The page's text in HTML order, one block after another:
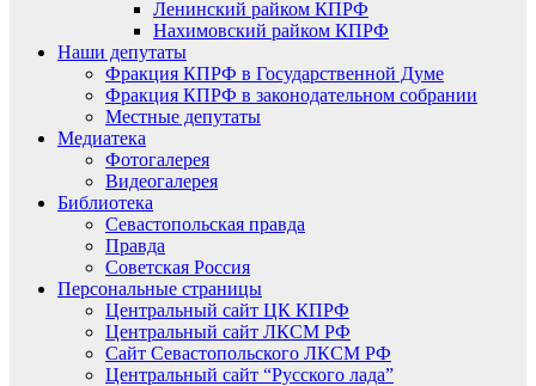
Ленинский райком КПРФ
Нахимовский райком КПРФ
Наши депутаты
Фракция КПРФ в Государственной Думе
Фракция КПРФ в законодательном собрании
Местные депутаты
Медиатека
Фотогалерея
Видеогалерея
Библиотека
Севастопольская правда
Правда
Советская Россия
Персональные страницы
Центральный сайт ЦК КПРФ
Центральный сайт ЛКСМ РФ
Сайт Севастопольского ЛКСМ РФ
Центральный сайт “Русского лада”